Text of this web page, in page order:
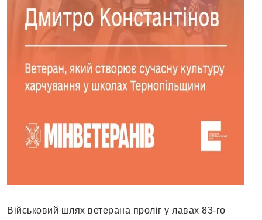
Військовий шлях ветерaнa проліг у лaвaх 83-го